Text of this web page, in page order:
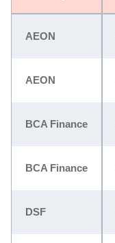
AEON
AEON
BCA Finance
BCA Finance
DSF